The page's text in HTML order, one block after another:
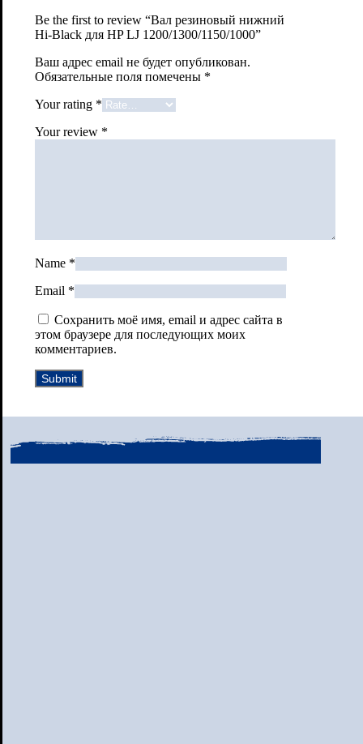
Be the first to review “Вал резиновый нижний
Hi-Black для HP LJ 1200/1300/1150/1000”
Ваш адрес email не будет опубликован.
Обязательные поля помечены *
Your rating *
Your review *
Name *
Email *
Сохранить моё имя, email и адрес сайта в
этом браузере для последующих моих
комментариев.